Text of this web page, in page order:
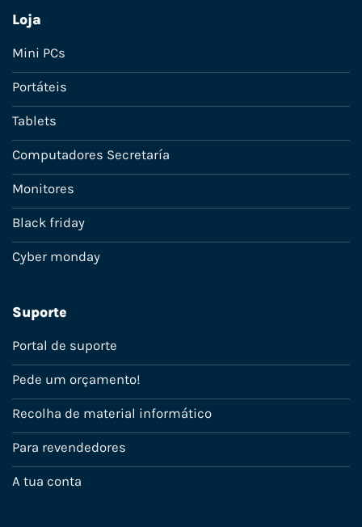
Loja
Mini PCs
Portáteis
Tablets
Computadores Secretaría
Monitores
Black friday
Cyber monday
Suporte
Portal de suporte
Pede um orçamento!
Recolha de material informático
Para revendedores
A tua conta